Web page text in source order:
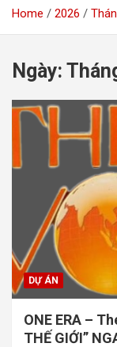
Home 2026
Ngày:
DỰ ÁN
ONE ERA –
THẾ GIỚI”